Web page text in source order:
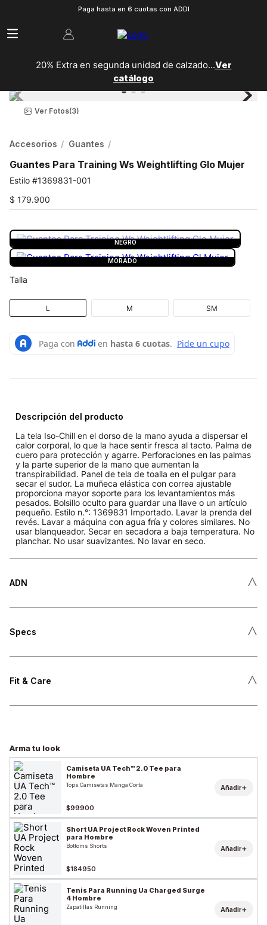
Paga hasta en 6 cuotas con ADDI
20% Extra en segunda unidad de calzado...Ver
catálogo
Ver Fotos(3)
Accesorios Guantes
Guantes Para Training Ws Weightlifting Glo Mujer
1369831-001
$ 179.900
NEGRO
MORADO
Talla
L M SM
Descripción del producto
La tela Iso-Chill en el dorso de la mano ayuda a dispersar el
calor corporal, lo que la hace sentir fresca al tacto. Palma de
cuero para protección y agarre. Perforaciones en las palmas
y la parte superior de la mano que aumentan la
transpirabilidad. Panel de tela de toalla en el pulgar para
secar el sudor. La muñeca elástica con correa ajustable
proporciona mayor soporte para los levantamientos más
pesados. Bolsillo oculto para guardar una llave o un artículo
pequeño. Estilo n.°: 1369831 Importado. Lavar la prenda del
revés. Lavar a máquina con agua fría y colores similares. No
usar blanqueador. Secar en secadora a baja temperatura. No
planchar. No usar suavizantes. No lavar en seco.
ADN ˄
Specs ˄
Fit & Care ˄
Arma tu look
Camiseta UA Tech™ 2.0 Tee para
Hombre
Tops Camisetas Manga Corta
$99900
Añadir+
Short UA Project Rock Woven Printed
para Hombre
Bottoms Shorts
$184950
Añadir+
Tenis Para Running Ua Charged Surge
4 Hombre
Zapatillas Running Añadir+